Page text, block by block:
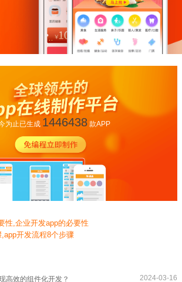
为止已生成 1446438款APP
性,企业开发app的必要性
开发流程8个步骤
高效的组件化开发？ 2024-03-16